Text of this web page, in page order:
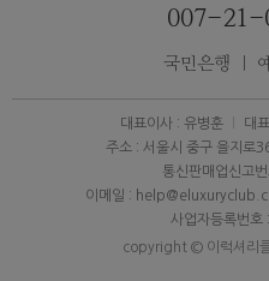
007-21-
국민은행 ｜
대표이사 : 유병훈
대
주소 : 서울시 중구 을지로
통신판매업신고
이메일 :
사업자등록번
copyright © 이럭셔리